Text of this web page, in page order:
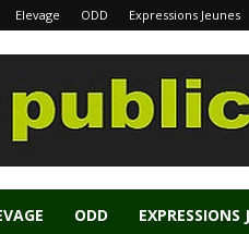
Elevage ODD Expressions Jeunes
ODD EXPRESSIONS